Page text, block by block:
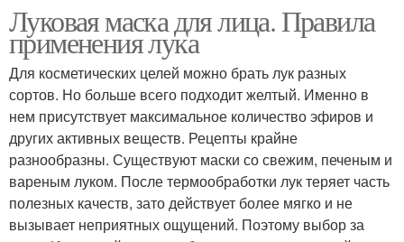
Лука на кожу
Луковая маска для лица. Правила
применения лука
Для косметических целей можно брать лук разных
сортов. Но больше всего подходит желтый. Именно в
нем присутствует максимальное количество эфиров и
других активных веществ. Рецепты крайне
разнообразны. Существуют маски со свежим, печеным и
вареным луком. После термообработки лук теряет часть
полезных качеств, зато действует более мягко и не
вызывает неприятных ощущений. Поэтому выбор за